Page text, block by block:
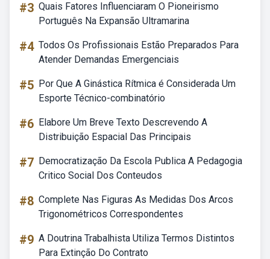
#3 Quais Fatores Influenciaram O Pioneirismo
Português Na Expansão Ultramarina
#4 Todos Os Profissionais Estão Preparados Para
Atender Demandas Emergenciais
#5 Por Que A Ginástica Rítmica é Considerada Um
Esporte Técnico-combinatório
#6 Elabore Um Breve Texto Descrevendo A
Distribuição Espacial Das Principais
#7 Democratização Da Escola Publica A Pedagogia
Critico Social Dos Conteudos
#8 Complete Nas Figuras As Medidas Dos Arcos
Trigonométricos Correspondentes
#9 A Doutrina Trabalhista Utiliza Termos Distintos
Para Extinção Do Contrato